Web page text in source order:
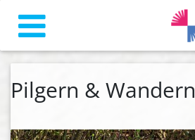
Pilgern & Wandern